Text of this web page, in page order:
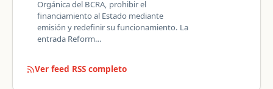
Orgánica del BCRA, prohibir el
financiamiento al Estado mediante
emisión y redefinir su funcionamiento. La
entrada Reform…
Ver feed RSS completo